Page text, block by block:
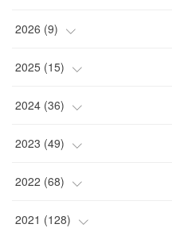
2026 (9)
(4)
(2)
(1)
(2)
2025 (15)
(4)
(2)
(2)
(3)
2024 (36)
(2)
(2)
(1)
2023 (49)
(1)
(2)
2022 (68)
(6)
2021 (128)